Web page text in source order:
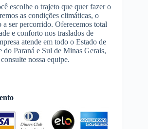
escolhe o trajeto que quer fazer o
as condições climáticas, o
a ser percorrido. Oferecemos total
e conforto nos traslados de
atende em todo o Estado de
do Paraná e Sul de Minas Gerais,
nossa equipe.